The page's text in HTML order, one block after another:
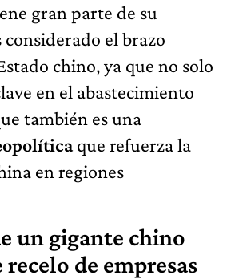
gran parte de su
el brazo
chino, ya que no solo
en el abastecimiento
también es una
que refuerza la
en regiones
un gigante chino
de empresas